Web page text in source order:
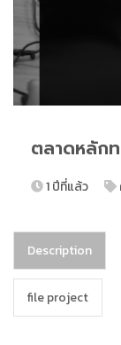
ตลาดหลัก
1 ปีที่แล้ว
Description
file project